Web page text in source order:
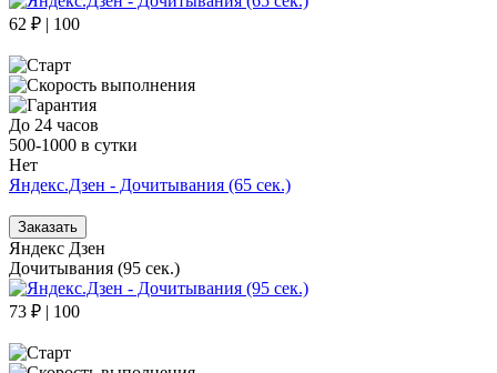
62 ₽ | 100
До 24 часов
500-1000 в сутки
Нет
Яндекс.Дзен - Дочитывания (65 сек.)
Заказать
Яндекс Дзен
Дочитывания (95 сек.)
73 ₽ | 100